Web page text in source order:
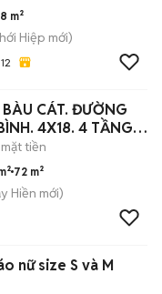
m²
Hiệp mới)
CÁT. ĐƯỜNG
4X18. 4 TẦNG
tiền
72 m²
Hiền mới)
nữ size S và M